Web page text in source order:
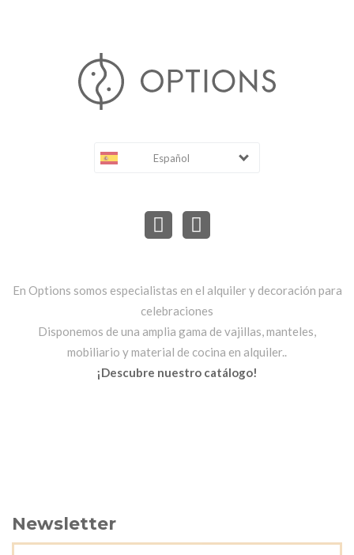
Español
En Options somos especialistas en el alquiler y decoración para
celebraciones
Disponemos de una amplia gama de vajillas, manteles,
mobiliario y material de cocina en alquiler..
¡Descubre nuestro catálogo!
Newsletter